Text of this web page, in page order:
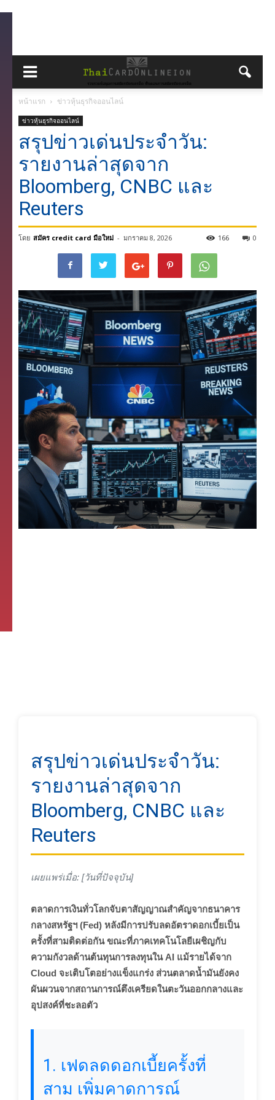
หน้าแรก ข่าวหุ้นธุรกิจออนไลน์
ข่าวหุ้นธุรกิจออนไลน์
สรุปข่าวเด่นประจำวัน:
รายงานล่าสุดจาก
Bloomberg, CNBC และ
Reuters
โดย สมัคร credit card มือใหม่ - มกราคม 8, 2026 0
166
สรุปข่าวเด่นประจำวัน:
รายงานล่าสุดจาก
Bloomberg, CNBC และ
Reuters
เผยแพร่เมื่อ: [วันที่ปัจจุบัน]
ตลาดการเงินทั่วโลกจับตาสัญญาณสำคัญจากธนาคาร
กลางสหรัฐฯ (Fed) หลังมีการปรับลดอัตราดอกเบี้ยเป็น
ครั้งที่สามติดต่อกัน ขณะที่ภาคเทคโนโลยีเผชิญกับ
ความกังวลด้านต้นทุนการลงทุนใน AI แม้รายได้จาก
Cloud จะเติบโตอย่างแข็งแกร่ง ส่วนตลาดน้ำมันยังคง
ผันผวนจากสถานการณ์ตึงเครียดในตะวันออกกลางและ
อุปสงค์ที่ชะลอตัว
1. เฟดลดดอกเบี้ยครั้งที่
สาม เพิ่มคาดการณ์